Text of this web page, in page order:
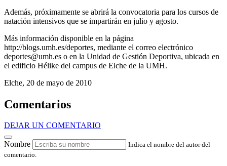
Además, próximamente se abrirá la convocatoria para los cursos de
natación intensivos que se impartirán en julio y agosto.
Más información disponible en la página
http://blogs.umh.es/deportes, mediante el correo electrónico
deportes@umh.es o en la Unidad de Gestión Deportiva, ubicada en
el edificio Hélike del campus de Elche de la UMH.
Elche, 20 de mayo de 2010
Comentarios
DEJAR UN COMENTARIO
Nombre
Indica el nombre del autor del
comentario.